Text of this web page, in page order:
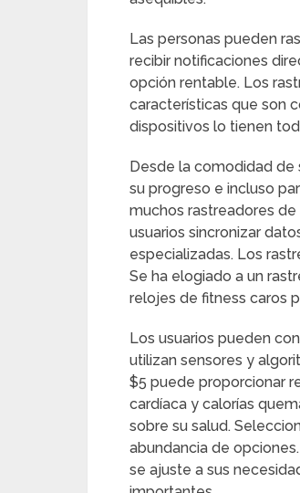
Las personas pueden
recibir notificaciones
opción rentable. Los
características que son
dispositivos lo tienen
Desde la comodidad de
su progreso e incluso
muchos rastreadores
usuarios sincronizar
especializadas. Los
Se ha elogiado a un
relojes de fitness caros
Los usuarios pueden
utilizan sensores y
$5 puede proporcionar
cardíaca y calorías
sobre su salud.
abundancia de
se ajuste a sus